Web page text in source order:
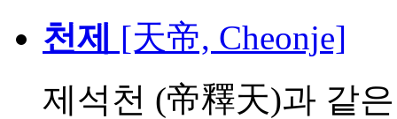
천제 [天帝, Cheonje]
제석천 (帝釋天)과 같